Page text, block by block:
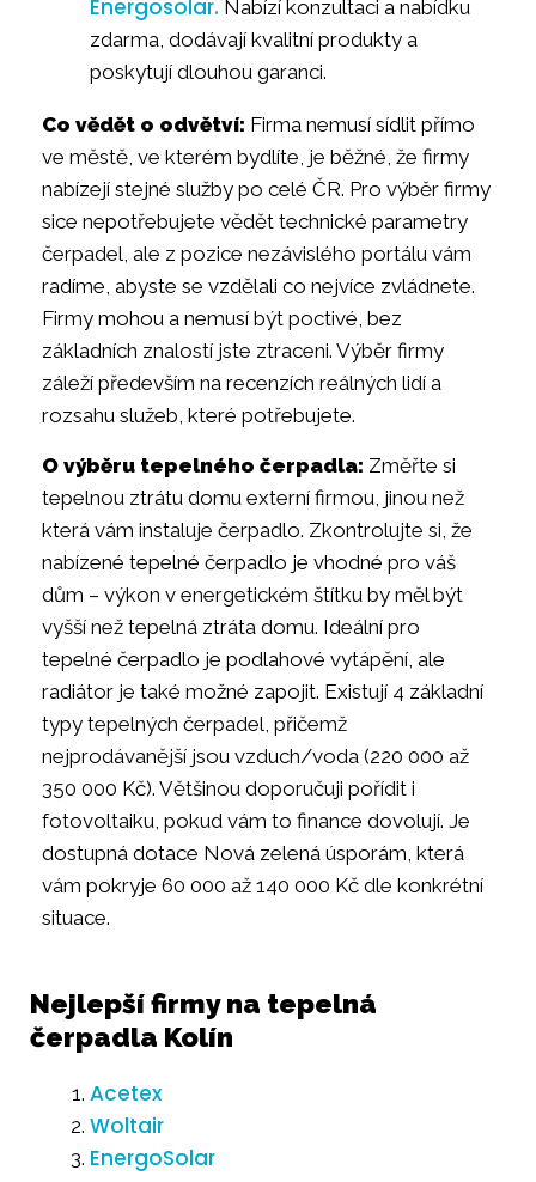
Energosolar. Nabízí konzultaci a nabídku
zdarma, dodávají kvalitní produkty a
poskytují dlouhou garanci.
Co vědět o odvětví: Firma nemusí sídlit přímo
ve městě, ve kterém bydlíte, je běžné, že firmy
nabízejí stejné služby po celé ČR. Pro výběr firmy
sice nepotřebujete vědět technické parametry
čerpadel, ale z pozice nezávislého portálu vám
radíme, abyste se vzdělali co nejvíce zvládnete.
Firmy mohou a nemusí být poctivé, bez
základních znalostí jste ztraceni. Výběr firmy
záleží především na recenzích reálných lidí a
rozsahu služeb, které potřebujete.
O výběru tepelného čerpadla: Změřte si
tepelnou ztrátu domu externí firmou, jinou než
která vám instaluje čerpadlo. Zkontrolujte si, že
nabízené tepelné čerpadlo je vhodné pro váš
dům – výkon v energetickém štítku by měl být
vyšší než tepelná ztráta domu. Ideální pro
tepelné čerpadlo je podlahové vytápění, ale
radiátor je také možné zapojit. Existují 4 základní
typy tepelných čerpadel, přičemž
nejprodávanější jsou vzduch/voda (220 000 až
350 000 Kč). Většinou doporučuji pořídit i
fotovoltaiku, pokud vám to finance dovolují. Je
dostupná dotace Nová zelená úsporám, která
vám pokryje 60 000 až 140 000 Kč dle konkrétní
situace.
Nejlepší firmy na tepelná
čerpadla Kolín
Acetex
Woltair
EnergoSolar